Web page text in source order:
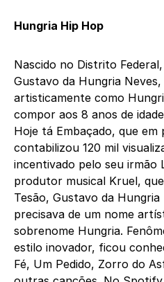
Hungria Hip Hop
Nascido no Distrito
Gustavo da Hungria
artisticamente como
compor aos 8 anos de
Hoje tá Embaçado, que em
contabilizou 120 mil
incentivado pelo seu irmão
produtor musical Kruel,
Tesão, Gustavo da Hungria
precisava de um nome
sobrenome Hungria.
estilo inovador, ficou
Fé, Um Pedido, Zorro do